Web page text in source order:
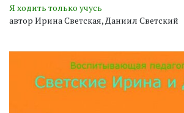
Я ходить только учусь
автор Ирина Светская, Даниил Светский